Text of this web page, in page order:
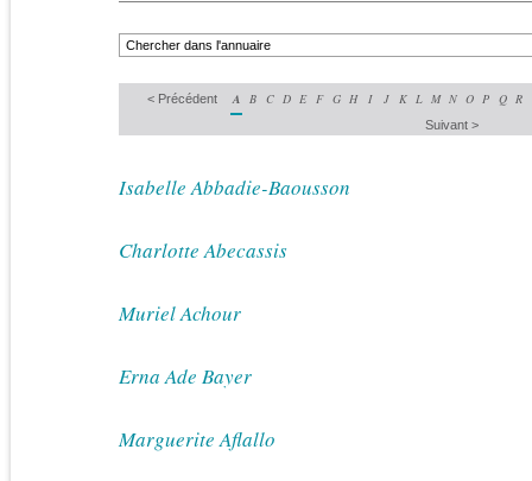
< Précédent A B C D E F G H I J K L M N O P Q R
Suivant >
Isabelle Abbadie-Baousson
Charlotte Abecassis
Muriel Achour
Erna Ade Bayer
Marguerite Aflallo